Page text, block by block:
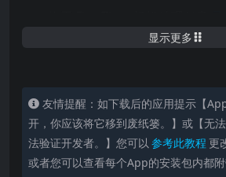
使用智能速度导入音频，并使其
通过精细的时间和音高变形乐器
底重塑和重组音频
使用 Drum Machine Designer
显示更多
友情提醒：如下载后的应用提示【
开，你应该将它移到废纸篓。】或【无
法验证开发者。】您可以 参考此教程 更
或者您可以查看每个App的安装包内都附